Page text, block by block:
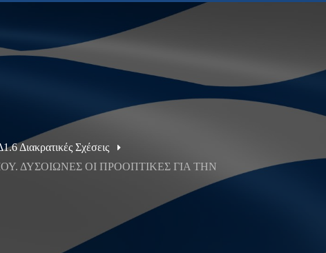
Διακρατικές Σχέσεις
ΔΥΣΟΙΩΝΕΣ ΟΙ ΠΡΟΟΠΤΙΚΕΣ ΓΙΑ ΤΗΝ